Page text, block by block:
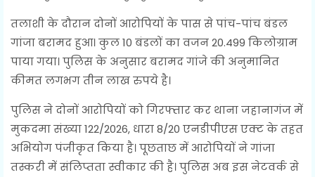
तलाशी के दौरान दोनों आरोपियों के पास से पांच-पांच बंडल
गांजा बरामद हुआ। कुल 10 बंडलों का वजन 20.499 किलोग्राम
पाया गया। पुलिस के अनुसार बरामद गांजे की अनुमानित
कीमत लगभग तीन लाख रुपये है।
पुलिस ने दोनों आरोपियों को गिरफ्तार कर थाना जहानागंज में
मुकदमा संख्या 122/2026, धारा 8/20 एनडीपीएस एक्ट के तहत
अभियोग पंजीकृत किया है। पूछताछ में आरोपियों ने गांजा
तस्करी में संलिप्तता स्वीकार की है। पुलिस अब इस नेटवर्क से